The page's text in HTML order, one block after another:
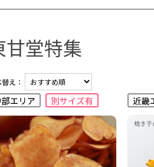
甘堂特集
え：